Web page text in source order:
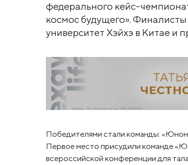
федерального кейс-
космос будущего».
университет Хэйхэ в Китае и
Победителями стали команды:
Первое место присудили команде
всероссийской конференции для